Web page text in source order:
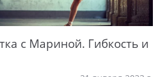
с Мариной. Гибкость и